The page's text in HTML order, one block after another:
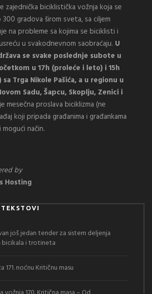
zajednička biciklistička vožnja koja se
gradova širom sveta, sa ciljem
na probleme sa kojima se biciklisti i
u svakodnevnom saobraćaju. U
se svake poslednje subote u
u 17h (proleće i leto) i 15h
Trga Nikole Pašića, a u regionu u
Sadu, Šapcu, Skoplju, Zenici i
mesečna proslava biciklizma (ne
koji pripada građanima i građankama
način.
by
Hosting
još jedan tender za sistem deljenja
bicikala i trotineta
171. noćnu Kritičnu masu